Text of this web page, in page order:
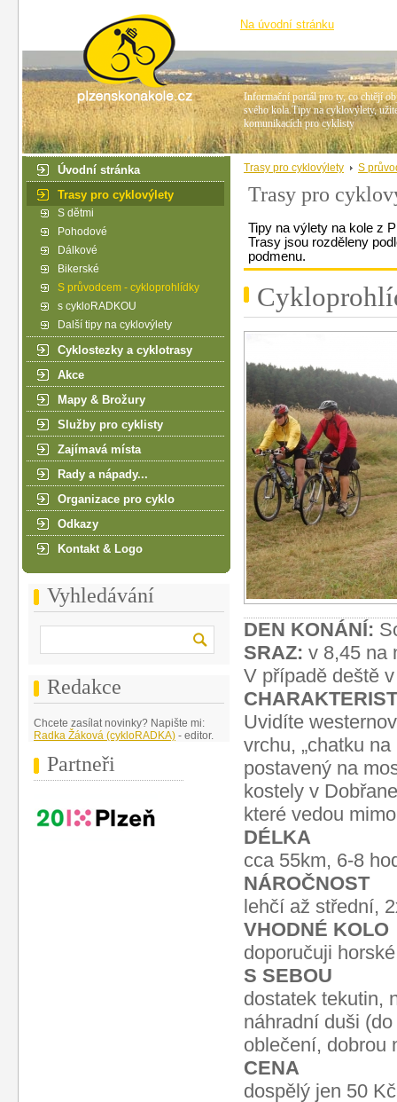
Na úvodní stránku
Informační portál pro ty, co chtějí
svého kola.Tipy na cyklovýlety,
komunikacích pro cyklisty
Úvodní stránka
Trasy pro cyklovýlety
S dětmi
Pohodové
Dálkové
Bikerské
S průvodcem - cykloprohlídky
s cykloRADKOU
Další tipy na cyklovýlety
Cyklostezky a cyklotrasy
Akce
Mapy & Brožury
Služby pro cyklisty
Zajímavá místa
Rady a nápady...
Organizace pro cyklo
Odkazy
Kontakt & Logo
Vyhledávání
Redakce
Chcete zasílat novinky? Napište mi:
Radka Žáková (cykloRADKA) - editor.
Partneři
Trasy pro cyklovýlety S
Trasy pro
Tipy na výlety na kole z
Trasy jsou rozděleny
podmenu.
DEN KONÁNÍ:
SRAZ: v 8,45 na
V případě deště
Uvidíte
vrchu, „chatku
postavený na
kostely v
které vedou
DÉLKA
cca 55km, 6-8
NÁROČNOST
lehčí až střední,
VHODNÉ KOLO
doporučuji
S SEBOU
dostatek tekutin,
náhradní duši
oblečení, dobrou
CENA
dospělý jen 50